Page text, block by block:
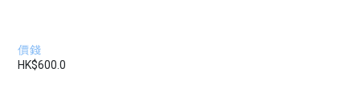
價錢
HK$600.0